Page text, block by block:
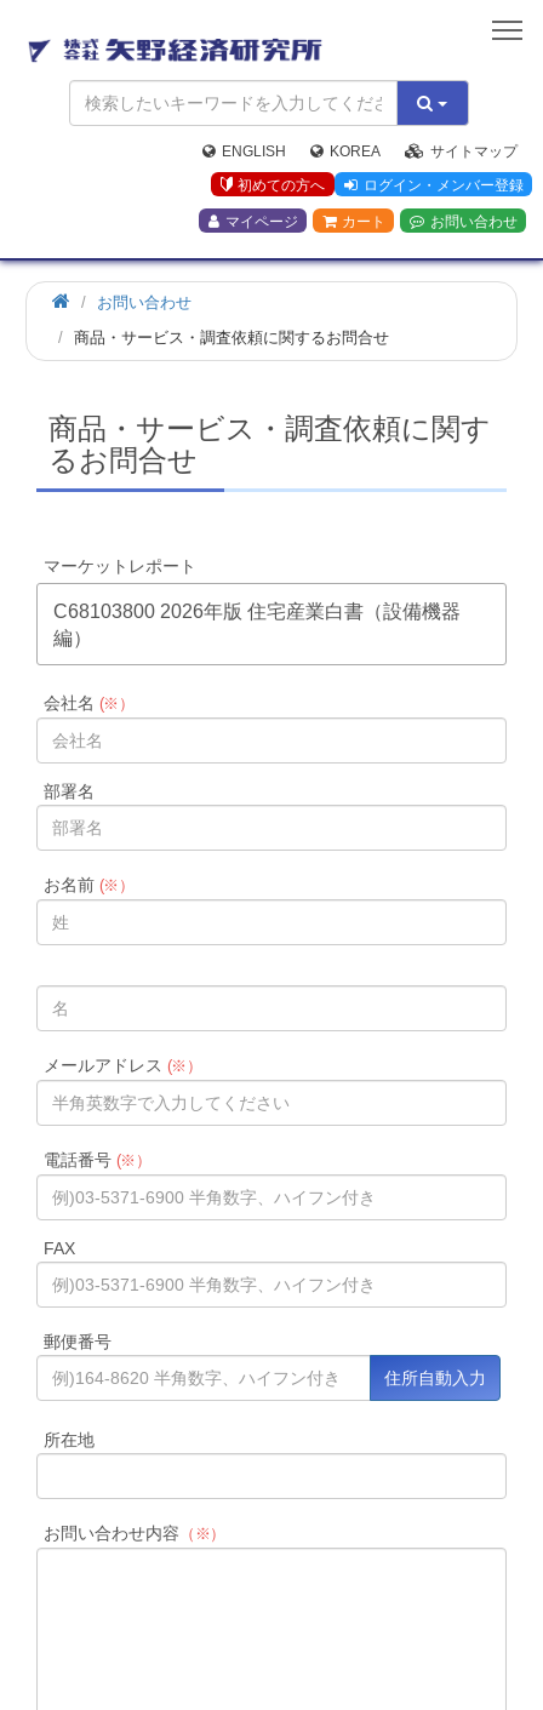
矢
野
経
済
研
究
所
ENGLISH KOREA
サイトマップ
初めての方へ
ログイン・メンバー登録
マイページ カート お問い合わせ
お問い合わせ
商品・サービス・調査依頼に関するお問合せ
商品・サービス・調査依頼に関す
るお問合せ
マーケットレポート
C68103800 2026年版 住宅産業白書（設備機器
編）
会社名 (※）
部署名
お名前(※）
メールアドレス (※）
電話番号(※）
FAX
郵便番号
所在地
お問い合わせ内容 （※）